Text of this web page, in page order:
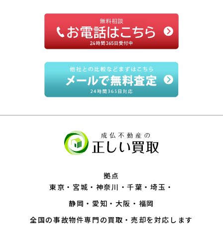
拠点
東京
宮城 神奈川 千葉
埼玉
静岡
愛知 大阪
福岡
全国の事故物件専門の買取・売却を対応します